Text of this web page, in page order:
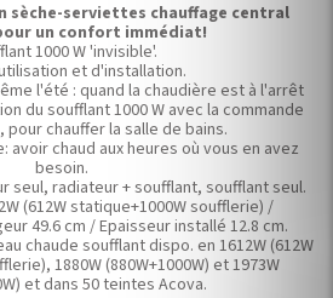
sèche-serviettes chauffage central
un confort immédiat!
1000 W 'invisible'.
et d'installation.
l'été : quand la chaudière est à l'arrêt
du soufflant 1000 W avec la commande
pour chauffer la salle de bains.
chaud aux heures où vous en avez
besoin.
seul, radiateur + soufflant, soufflant seul.
(612W statique+1000W soufflerie) /
49.6 cm / Epaisseur installé 12.8 cm.
chaude soufflant dispo. en 1612W (612W
1880W (880W+1000W) et 1973W
et dans 50 teintes Acova.